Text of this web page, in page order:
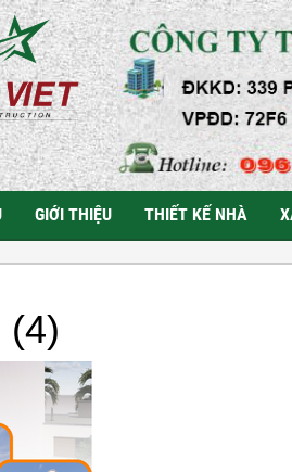
GIỚI THIỆU THIẾT KẾ NHÀ
(4)